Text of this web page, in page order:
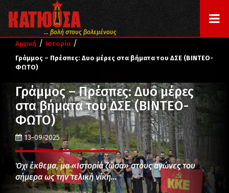
... βολή στους βολεμένους
Αρχική / Ιστορία /
Γράμμος – Πρέσπες: Δυο μέρες στα βήματα του ΔΣΕ (ΒΙΝΤΕΟ-
ΦΩΤΟ)
Γράμμος – Πρέσπες: Δυο μέρες
στα βήματα του ΔΣΕ (ΒΙΝΤΕΟ-
ΦΩΤΟ)
13-09-2025
Όχι έκθεμα, μα «Ιστορία ζώσα» στους αγώνες του
σήμερα ως την τελική νίκη…